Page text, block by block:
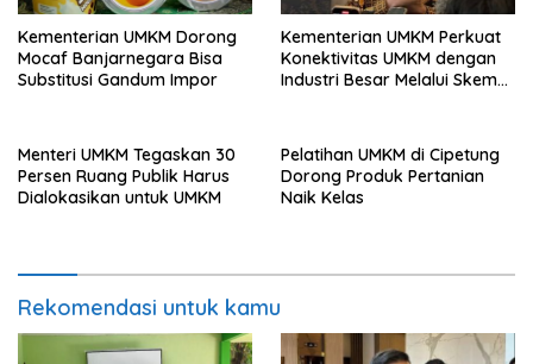
Kementerian UMKM Dorong
Mocaf Banjarnegara Bisa
Substitusi Gandum Impor
Kementerian UMKM Perkuat
Konektivitas UMKM dengan
Industri Besar Melalui Skema
Menteri UMKM Tegaskan 30
Persen Ruang Publik Harus
Dialokasikan untuk UMKM
Pelatihan UMKM di Cipetung
Dorong Produk Pertanian
Naik Kelas
Rekomendasi untuk kamu